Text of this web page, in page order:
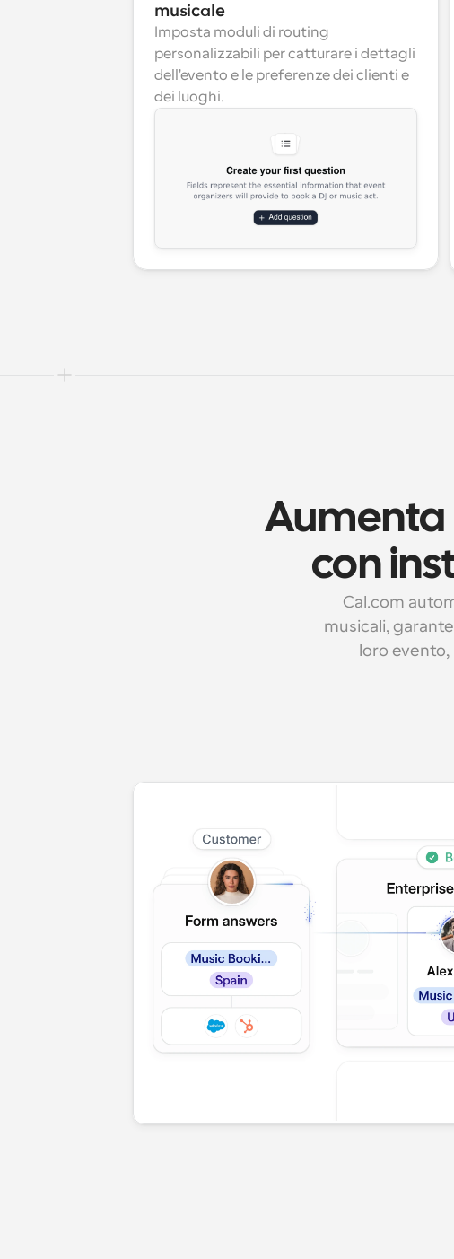
musicale
Imposta moduli di routing
personalizzabili per catturare i dettagli
dell'evento e le preferenze dei clienti e
dei luoghi.
Aumenta
con
Cal.com
musicali,
loro